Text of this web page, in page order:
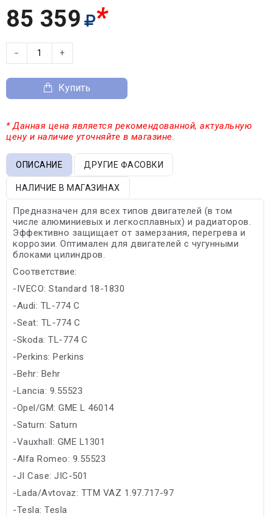
85 359 *
− +
Купить
* Данная цена является рекомендованной, актуальную
цену и наличие уточняйте в магазине.
ОПИСАНИЕ ДРУГИЕ ФАСОВКИ
НАЛИЧИЕ В МАГАЗИНАХ
Предназначен для всех типов двигателей (в том
числе алюминиевых и легкосплавных) и радиаторов.
Эффективно защищает от замерзания, перегрева и
коррозии. Оптимален для двигателей с чугунными
блоками цилиндров.
Соответствие:
-IVECO: Standard 18-1830
-Audi: TL-774 C
-Seat: TL-774 C
-Skoda: TL-774 C
-Perkins: Perkins
-Behr: Behr
-Lancia: 9.55523
-Opel/GM: GME L 46014
-Saturn: Saturn
-Vauxhall: GME L1301
-Alfa Romeo: 9.55523
-JI Case: JIC-501
-Lada/Avtovaz: TTM VAZ 1.97.717-97
-Tesla: Tesla